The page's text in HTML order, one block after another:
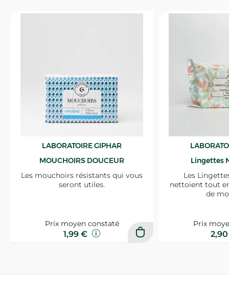
LABORATOIRE GIPHAR
MOUCHOIRS DOUCEUR
Les mouchoirs résistants qui vous
seront utiles.
Prix moyen constaté
1,99 €
Lingettes
Les
nettoient tout
de
Prix